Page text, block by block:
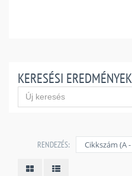
KERESÉSI EREDMÉNYEK
RENDEZÉS: